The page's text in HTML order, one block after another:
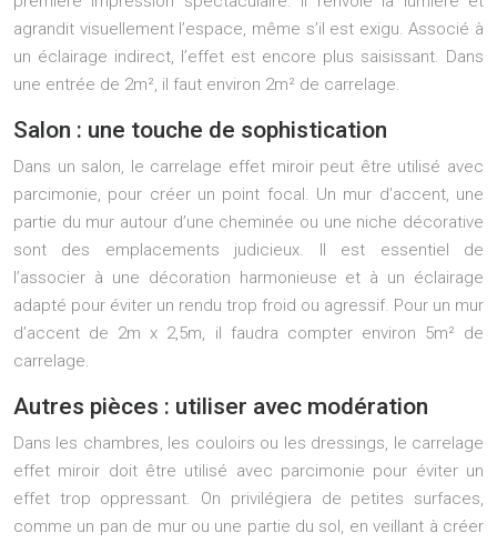
agrandit visuellement l’espace, même s’il est exigu. Associé à
un éclairage indirect, l’effet est encore plus saisissant. Dans
une entrée de 2m², il faut environ 2m² de carrelage.
Salon : une touche de sophistication
Dans un salon, le carrelage effet miroir peut être utilisé avec
parcimonie, pour créer un point focal. Un mur d’accent, une
partie du mur autour d’une cheminée ou une niche décorative
sont des emplacements judicieux. Il est essentiel de
l’associer à une décoration harmonieuse et à un éclairage
adapté pour éviter un rendu trop froid ou agressif. Pour un mur
d’accent de 2m x 2,5m, il faudra compter environ 5m² de
carrelage.
Autres pièces : utiliser avec modération
Dans les chambres, les couloirs ou les dressings, le carrelage
effet miroir doit être utilisé avec parcimonie pour éviter un
effet trop oppressant. On privilégiera de petites surfaces,
comme un pan de mur ou une partie du sol, en veillant à créer